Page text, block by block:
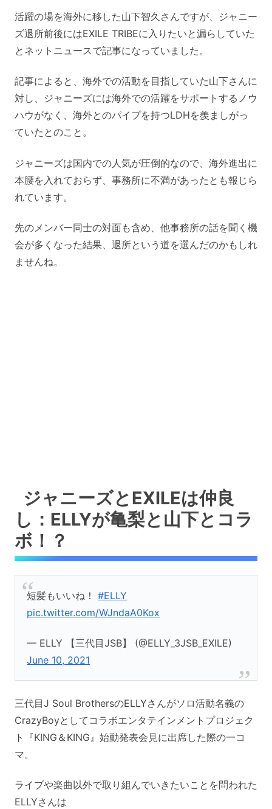
活躍の場を海外に移した山下智久さんですが、ジャニー
ズ退所前後にはEXILE TRIBEに入りたいと漏らしていた
とネットニュースで記事になっていました。
記事によると、海外での活動を目指していた山下さんに
対し、ジャニーズには海外での活躍をサポートするノウ
ハウがなく、海外とのパイプを持つLDHを羨ましがっ
ていたとのこと。
ジャニーズは国内での人気が圧倒的なので、海外進出に
本腰を入れておらず、事務所に不満があったとも報じら
れています。
先のメンバー同士の対面も含め、他事務所の話を聞く機
会が多くなった結果、退所という道を選んだのかもしれ
ませんね。
ジャニーズとEXILEは仲良
し：ELLYが亀梨と山下とコラ
ボ！？
短髪もいいね！#ELLY
pic.twitter.com/WJndaA0Kox
— ELLY 【三代目JSB】 (@ELLY_3JSB_EXILE)
June 10, 2021
三代目J Soul BrothersのELLYさんがソロ活動名義の
CrazyBoyとしてコラボエンタテインメントプロジェク
ト『KING＆KING』始動発表会見に出席した際の一コ
マ。
ライブや楽曲以外で取り組んでいきたいことを問われた
ELLYさんは